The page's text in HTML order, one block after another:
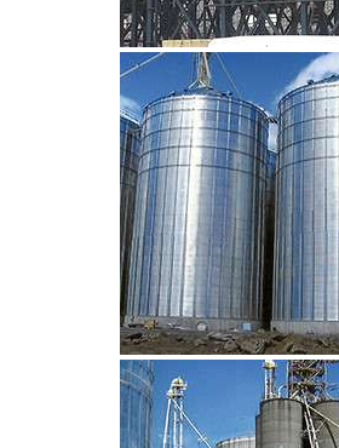
CLIQUEZ POUR
CLIQUEZ POUR